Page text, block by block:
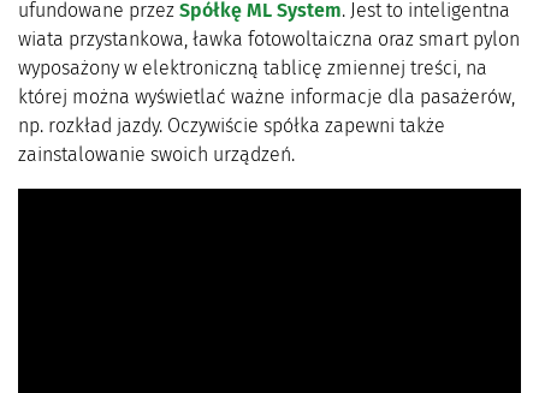
ufundowane przez Spółkę ML System. Jest to inteligentna
wiata przystankowa, ławka fotowoltaiczna oraz smart pylon
wyposażony w elektroniczną tablicę zmiennej treści, na
której można wyświetlać ważne informacje dla pasażerów,
np. rozkład jazdy. Oczywiście spółka zapewni także
zainstalowanie swoich urządzeń.